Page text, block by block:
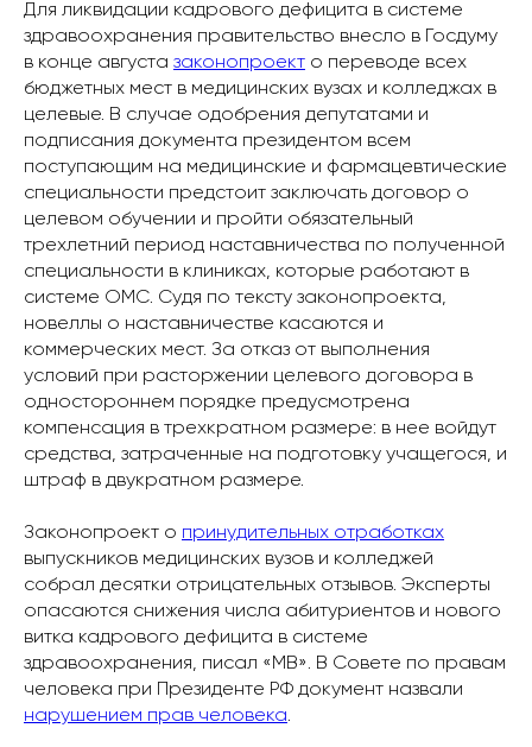
Для ликвидации кадрового дефицита в системе
здравоохранения правительство внесло в Госдуму
в конце августа законопроект о переводе всех
бюджетных мест в медицинских вузах и колледжах в
целевые. В случае одобрения депутатами и
подписания документа президентом всем
поступающим на медицинские и фармацевтические
специальности предстоит заключать договор о
целевом обучении и пройти обязательный
трехлетний период наставничества по полученной
специальности в клиниках, которые работают в
системе ОМС. Судя по тексту законопроекта,
новеллы о наставничестве касаются и
коммерческих мест. За отказ от выполнения
условий при расторжении целевого договора в
одностороннем порядке предусмотрена
компенсация в трехкратном размере: в нее войдут
средства, затраченные на подготовку учащегося, и
штраф в двукратном размере.
Законопроект о принудительных отработках
выпускников медицинских вузов и колледжей
собрал десятки отрицательных отзывов. Эксперты
опасаются снижения числа абитуриентов и нового
витка кадрового дефицита в системе
здравоохранения, писал «МВ». В Совете по правам
человека при Президенте РФ документ назвали
нарушением прав человека.